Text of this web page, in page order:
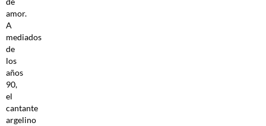
amor.
A
mediados
de
los
años
90,
el
cantante
argelino